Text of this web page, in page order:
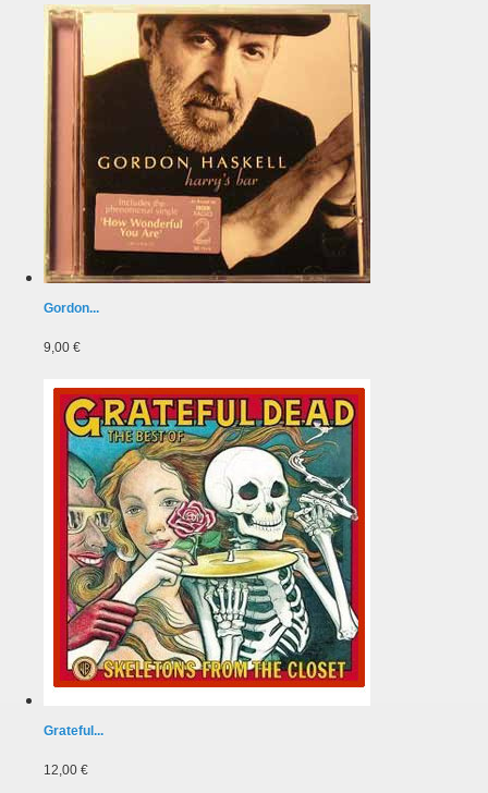
Gordon...
9,00 €
Grateful...
12,00 €